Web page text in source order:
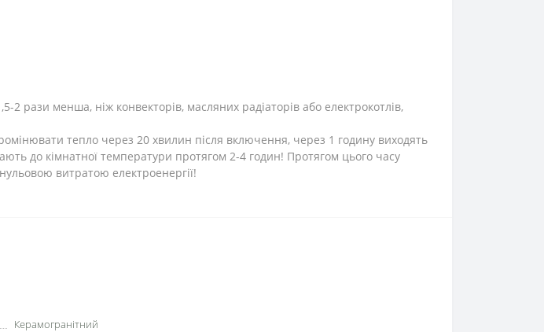
2 рази менша, ніж конвекторів, масляних радіаторів або електрокотлів,
тепло через 20 хвилин після включення, через 1 годину виходять
до кімнатної температури протягом 2-4 годин! Протягом цього часу
витратою електроенергії!
Керамогранітний